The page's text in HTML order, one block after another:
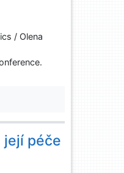
/ Olena
její péče